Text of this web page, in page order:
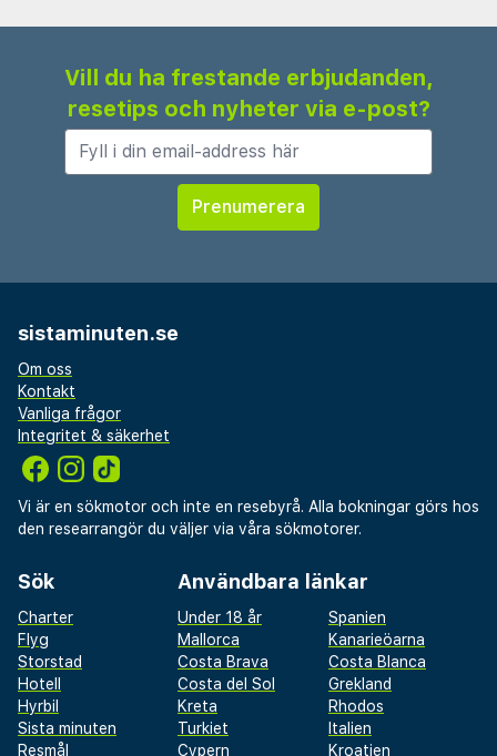
Vill du ha frestande erbjudanden,
resetips och nyheter via e-post?
sistaminuten.se
Om oss
Kontakt
Vanliga frågor
Integritet & säkerhet
Vi är en sökmotor och inte en resebyrå. Alla bokningar görs hos
den researrangör du väljer via våra sökmotorer.
Sök
Charter
Flyg
Storstad
Hotell
Hyrbil
Sista minuten
Resmål
Användbara länkar
Under 18 år
Spanien
Mallorca
Kanarieöarna
Costa Brava
Costa Blanca
Costa del Sol
Grekland
Kreta
Rhodos
Turkiet
Italien
Cypern
Kroatien